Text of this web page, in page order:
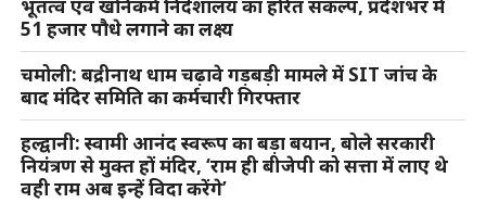
भूतत्व एवं खनिकर्म निदेशालय का हरित संकल्प, प्रदेशभर में
51 हजार पौधे लगाने का लक्ष्य
चमोली: बद्रीनाथ धाम चढ़ावे गड़बड़ी मामले में SIT जांच के
बाद मंदिर समिति का कर्मचारी गिरफ्तार
हल्द्वानी: स्वामी आनंद स्वरूप का बड़ा बयान, बोले सरकारी
नियंत्रण से मुक्त हों मंदिर, ‘राम ही बीजेपी को सत्ता में लाए थे
वही राम अब इन्हें विदा करेंगे’